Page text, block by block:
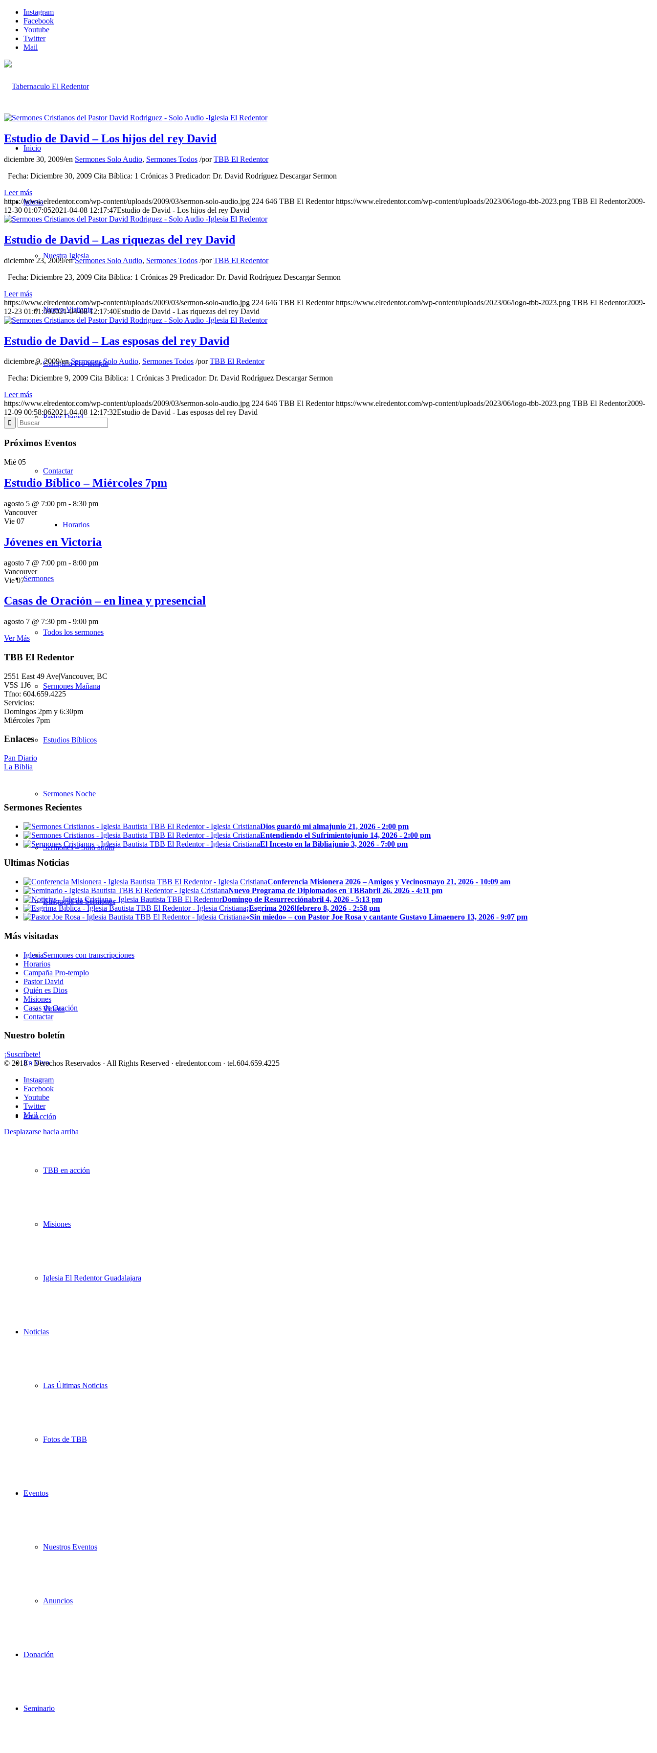
Instagram
Facebook
Youtube
Twitter
Mail
Inicio
Iglesia
Nuestra Iglesia
Nuevo Visitante
Campaña Pro-templo
Pastor David
Contactar
Horarios
Sermones
Todos los sermones
Sermones Mañana
Estudios Bíblicos
Sermones Noche
Sermones – Solo audio
Búsqueda de Sermones
Sermones con transcripciones
Videos
En Vivo
En Acción
TBB en acción
Misiones
Iglesia El Redentor Guadalajara
Noticias
Las Últimas Noticias
Fotos de TBB
Eventos
Nuestros Eventos
Anuncios
Donación
Seminario
Estudio de David – Los hijos del rey David
diciembre 30, 2009/en Sermones Solo Audio, Sermones Todos /porTBB El Redentor
Fecha: Diciembre 30, 2009 Cita Bíblica: 1 Crónicas 3 Predicador: Dr. David Rodríguez Descargar Sermon
Leer más
https://www.elredentor.com/wp-content/uploads/2009/03/sermon-solo-audio.jpg 224 646 TBB El Redentor https://www.elredentor.com/wp-content/uploads/2023/06/logo-tbb-2023.png TBB El Redentor2009-
12-30 01:07:052021-04-08 12:17:47Estudio de David - Los hijos del rey David
Estudio de David – Las riquezas del rey David
diciembre 23, 2009/enSermones Solo Audio, Sermones Todos /porTBB El Redentor
Fecha: Diciembre 23, 2009 Cita Bíblica: 1 Crónicas 29 Predicador: Dr. David Rodríguez Descargar Sermon
Leer más
https://www.elredentor.com/wp-content/uploads/2009/03/sermon-solo-audio.jpg 224 646 TBB El Redentor https://www.elredentor.com/wp-content/uploads/2023/06/logo-tbb-2023.png TBB El Redentor2009-
12-23 01:01:592021-04-08 12:17:40Estudio de David - Las riquezas del rey David
Estudio de David – Las esposas del rey David
diciembre 9, 2009/enSermones Solo Audio, Sermones Todos /porTBB El Redentor
Fecha: Diciembre 9, 2009 Cita Bíblica: 1 Crónicas 3 Predicador: Dr. David Rodríguez Descargar Sermon
Leer más
https://www.elredentor.com/wp-content/uploads/2009/03/sermon-solo-audio.jpg 224 646 TBB El Redentor https://www.elredentor.com/wp-content/uploads/2023/06/logo-tbb-2023.png TBB El Redentor2009-
12-09 00:58:062021-04-08 12:17:32Estudio de David - Las esposas del rey David
Próximos Eventos
Mié 05
Estudio Bíblico – Miércoles 7pm
agosto 5 @ 7:00 pm - 8:30 pm
Vancouver
Vie 07
Jóvenes en Victoria
agosto 7 @ 7:00 pm - 8:00 pm
Vancouver
Vie07
Casas de Oración – en línea y presencial
agosto 7 @ 7:30 pm - 9:00 pm
Ver Más
TBB El Redentor
2551 East 49 Ave|Vancouver, BC
V5S 1J6
Tfno: 604.659.4225
Servicios:
Domingos 2pm y 6:30pm
Miércoles 7pm
Enlaces
Pan Diario
La Biblia
Sermones Recientes
Dios guardó mi almajunio 21, 2026 - 2:00 pm
Entendiendo el Sufrimientojunio 14, 2026 - 2:00 pm
El Incesto en la Bibliajunio 3, 2026 - 7:00 pm
Ultimas Noticias
Conferencia Misionera 2026 – Amigos y Vecinosmayo 21, 2026 - 10:09 am
Nuevo Programa de Diplomados en TBBabril 26, 2026 - 4:11 pm
Domingo de Resurrecciónabril 4, 2026 - 5:13 pm
¡Esgrima 2026!febrero 8, 2026 - 2:58 pm
«Sin miedo» – con Pastor Joe Rosa y cantante Gustavo Limaenero 13, 2026 - 9:07 pm
Más visitadas
Iglesia
Horarios
Campaña Pro-templo
Pastor David
Quién es Dios
Misiones
Casas de Oración
Contactar
Nuestro boletín
¡Suscríbete!
© 2018 · Derechos Reservados · All Rights Reserved · elredentor.com · tel.604.659.4225
Instagram
Facebook
Youtube
Twitter
Mail
Desplazarse hacia arriba